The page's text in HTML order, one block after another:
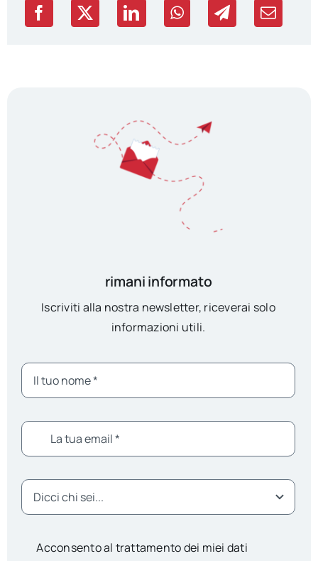
rimani informato
Iscriviti alla nostra newsletter, riceverai solo
informazioni utili.
Acconsento al trattamento dei miei dati